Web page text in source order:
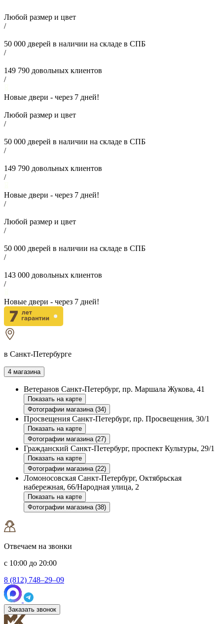
Любой размер и цвет
/
50 000 дверей в наличии на складе в СПБ
/
149 790 довольных клиентов
/
Новые двери - через 7 дней!
Любой размер и цвет
/
50 000 дверей в наличии на складе в СПБ
/
149 790 довольных клиентов
/
Новые двери - через 7 дней!
/
Любой размер и цвет
/
50 000 дверей в наличии на складе в СПБ
/
143 000 довольных клиентов
/
Новые двери - через 7 дней!
в Санкт-Петербурге
4 магазина
Ветеранов Санкт-Петербург, пр. Маршала Жукова, 41
Показать на карте
Фотографии магазина (34)
Просвещения Санкт-Петербург, пр. Просвещения, 30/1
Показать на карте
Фотографии магазина (27)
Гражданский Санкт-Петербург, проспект Культуры, 29/1
Показать на карте
Фотографии магазина (22)
Ломоносовская Санкт-Петербург, Октябрьская
набережная, 66/Народная улица, 2
Показать на карте
Фотографии магазина (38)
Отвечаем на звонки
с 10:00 до 20:00
8 (812) 748–29–09
Заказать звонок